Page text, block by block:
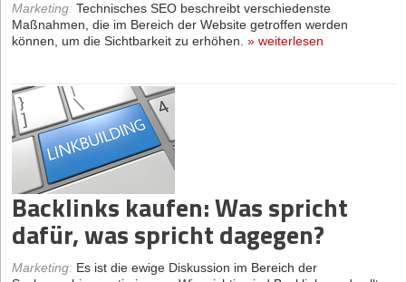
Marketing: Technisches SEO beschreibt verschiedenste
Maßnahmen, die im Bereich der Website getroffen werden
können, um die Sichtbarkeit zu erhöhen. » weiterlesen
Backlinks kaufen: Was spricht
dafür, was spricht dagegen?
Marketing: Es ist die ewige Diskussion im Bereich der